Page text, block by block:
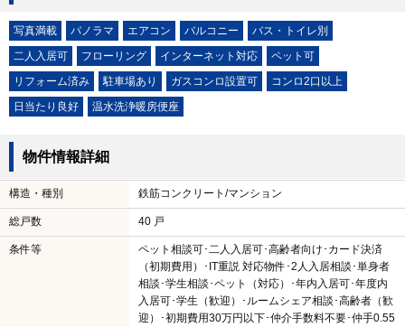
写真満載 パノラマ エアコン バルコニー
バス・トイレ別
二人入居可
フローリング インターネット対応
ペット可
リフォーム済み
駐車場あり ガスコンロ設置可
コンロ2口以上
日当たり良好
温水洗浄暖房便座
物件情報詳細
構造・種別 鉄筋コンクリート/マンション
総戸数 40 戸
条件等
ペット相談可･二人入居可･高齢者向け･カード決済
（初期費用）･IT重説 対応物件･2人入居相談･単身者
相談･学生相談･ペット（対応）･年内入居可･年度内
入居可･学生（歓迎）･ルームシェア相談･高齢者（歓
迎）･初期費用30万円以下･仲介手数料不要･仲手0.55